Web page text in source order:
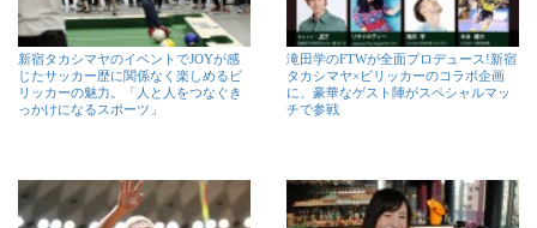
新宿タカシマヤのイベントでJOYが感
じたサッカー歴に関係なく楽しめるビ
リッカーの魅力。「人と人をつなぐき
っかけになるスポーツ」
滝田学のFTWが全面プロデュース!新宿
タカシマヤ×ビリッカーのコラボ企画
に、豪華なゲスト陣がスペシャルマッ
チで参戦